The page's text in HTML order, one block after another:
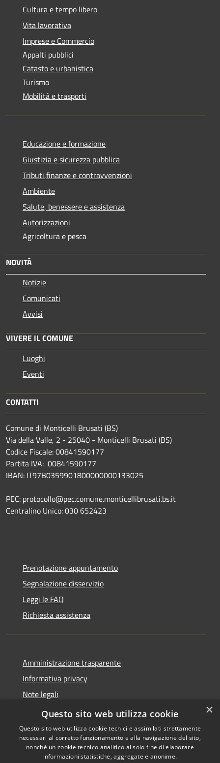
Cultura e tempo libero
Vita lavorativa
Imprese e Commercio
Appalti pubblici
Catasto e urbanistica
Turismo
Mobilità e trasporti
Educazione e formazione
Giustizia e sicurezza pubblica
Tributi,finanze e contravvenzioni
Ambiente
Salute, benessere e assistenza
Autorizzazioni
Agricoltura e pesca
NOVITÀ
Notizie
Comunicati
Avvisi
VIVERE IL COMUNE
Luoghi
Eventi
CONTATTI
Comune di Monticelli Brusati (BS)
Via della Valle, 2 - 25040 - Monticelli Brusati (BS)
Codice Fiscale: 00841590177
Partita IVA: 00841590177
IBAN: IT97B0359901800000000133025
PEC: protocollo@pec.comune.monticellibrusati.bs.it
Centralino Unico: 030 652423
Prenotazione appuntamento
Segnalazione disservizio
Leggi le FAQ
Richiesta assistenza
Amministrazione trasparente
Informativa privacy
Note legali
Dichiarazione di accessibilità
Copyright © 2026 • Comune di
×
Questo sito web utilizza cookie
Questo sito web utilizza cookie tecnici e assimilati strettamente
necessari al corretto funzionamento e alla navigazione del sito,
nonché un cookie tecnico analitico al solo fine di elaborare
informazioni statistiche, aggregate e anonime.